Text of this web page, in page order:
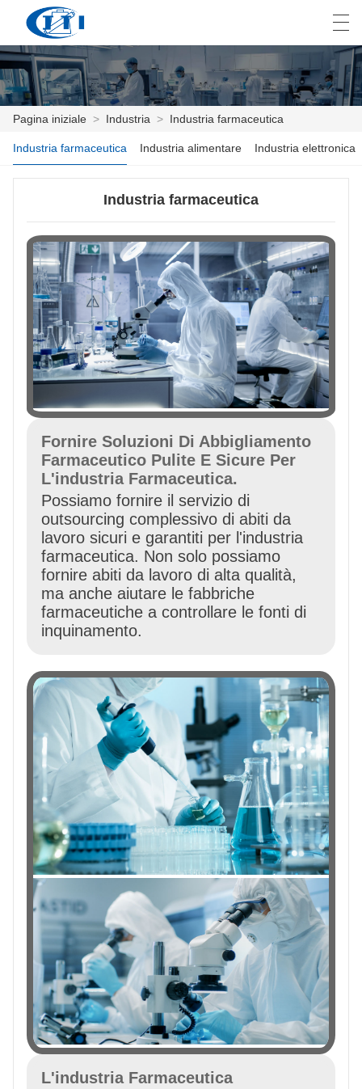
PAGINA INIZIALE
CHI SIAMO
NOTIZIE
INDUSTRIA
CONTATTATECI
VIDEO
العربية česky
Pagina iniziale > Industria > Industria farmaceutica
Industria farmaceutica Industria alimentare Industria elettronica
Industria farmaceutica
Fornire Soluzioni Di Abbigliamento
Farmaceutico Pulite E Sicure Per
L'industria Farmaceutica.
Possiamo fornire il servizio di
outsourcing complessivo di abiti da
lavoro sicuri e garantiti per l'industria
farmaceutica. Non solo possiamo
fornire abiti da lavoro di alta qualità,
ma anche aiutare le fabbriche
farmaceutiche a controllare le fonti di
inquinamento.
L'industria Farmaceutica